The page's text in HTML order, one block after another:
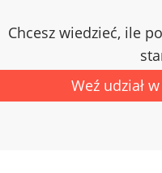
Chcesz wiedzieć, ile
Weź udział